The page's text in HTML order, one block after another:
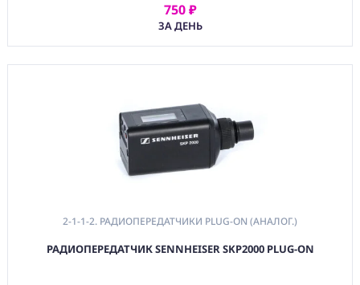
750 ₽
ЗА ДЕНЬ
АРЕНДОВАТЬ
2-1-1-2. РАДИОПЕРЕДАТЧИКИ PLUG-ON (АНАЛОГ.)
РАДИОПЕРЕДАТЧИК SENNHEISER SKP2000 PLUG-ON